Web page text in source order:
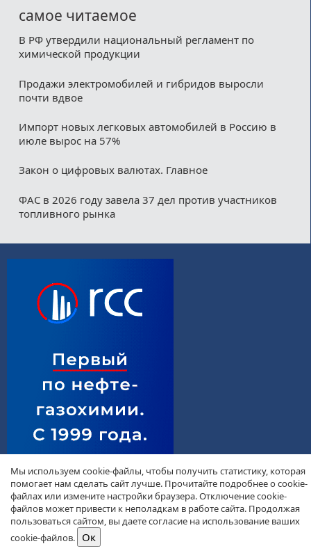
самое читаемое
В РФ утвердили национальный регламент по
химической продукции
Продажи электромобилей и гибридов выросли
почти вдвое
Импорт новых легковых автомобилей в Россию в
июле вырос на 57%
Закон о цифровых валютах. Главное
ФАС в 2026 году завела 37 дел против участников
топливного рынка
Мы используем cookie-файлы, чтобы получить статистику, которая
помогает нам сделать сайт лучше. Прочитайте подробнее о cookie-
файлах или измените настройки браузера. Отключение cookie-
файлов может привести к неполадкам в работе сайта. Продолжая
пользоваться сайтом, вы даете согласие на использование ваших
cookie-файлов.